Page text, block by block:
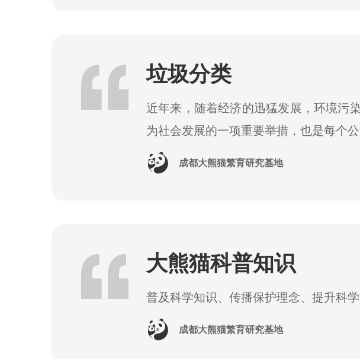
垃圾分类
近年来，随着经济的迅猛发展，环境污
为社会发展的一项重要举措，也是每个公
成都大熊猫繁育研究基地
大熊猫科普知识
普及科学知识、传播保护理念、提升科
成都大熊猫繁育研究基地